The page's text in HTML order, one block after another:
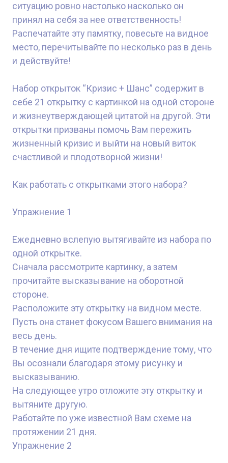
ситуацию ровно настолько насколько он
принял на себя за нее ответственность!
Распечатайте эту памятку, повесьте на видное
место, перечитывайте по несколько раз в день
и действуйте!
Набор открыток “Кризис + Шанс” содержит в
себе 21 открытку с картинкой на одной стороне
и жизнеутверждающей цитатой на другой. Эти
открытки призваны помочь Вам пережить
жизненный кризис и выйти на новый виток
счастливой и плодотворной жизни!
Как работать с открытками этого набора?
Упражнение 1
Ежедневно вслепую вытягивайте из набора по
одной открытке.
Сначала рассмотрите картинку, а затем
прочитайте высказывание на оборотной
стороне.
Расположите эту открытку на видном месте.
Пусть она станет фокусом Вашего внимания на
весь день.
В течение дня ищите подтверждение тому, что
Вы осознали благодаря этому рисунку и
высказыванию.
На следующее утро отложите эту открытку и
вытяните другую.
Работайте по уже известной Вам схеме на
протяжении 21 дня.
Упражнение 2